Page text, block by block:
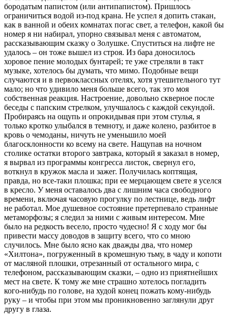
бородатым папистом (или антипапистом). Пришлось
ограничиться водой из-под крана. Не успел я допить стакан,
как в ванной и обеих комнатах погас свет, а телефон, какой бы
номер я ни набирал, упорно связывал меня с автоматом,
рассказывающим сказку о Золушке. Спуститься на лифте не
удалось – он тоже вышел из строя. Из бара доносилось
хоровое пение молодых бунтарей; те уже стреляли в такт
музыке, хотелось бы думать, что мимо. Подобные вещи
случаются и в первоклассных отелях, хотя утешительного тут
мало; но что удивило меня больше всего, так это моя
собственная реакция. Настроение, довольно скверное после
беседы с папским стрелком, улучшалось с каждой секундой.
Пробираясь на ощупь и опрокидывая при этом стулья, я
только кротко улыбался в темноту, и даже колено, разбитое в
кровь о чемоданы, ничуть не уменьшило моей
благосклонности ко всему на свете. Нащупав на ночном
столике остатки второго завтрака, который я заказал в номер,
я вырвал из программы конгресса листок, свернул его,
воткнул в кружок масла и зажег. Получилась коптящая,
правда, но все-таки плошка; при ее мерцающем свете я уселся
в кресло. У меня оставалось два с лишним часа свободного
времени, включая часовую прогулку по лестнице, ведь лифт
не работал. Мое душевное состояние претерпевало странные
метаморфозы; я следил за ними с живым интересом. Мне
было на редкость весело, просто чудесно! Я с ходу мог бы
привести массу доводов в защиту всего, что со мною
случилось. Мне было ясно как дважды два, что номер
«Хилтона», погруженный в кромешную тьму, в чаду и копоти
от масляной плошки, отрезанный от остального мира, с
телефоном, рассказывающим сказки, – одно из приятнейших
мест на свете. К тому же мне страшно хотелось погладить
кого-нибудь по голове, на худой конец пожать кому-нибудь
руку – и чтобы при этом мы проникновенно заглянули друг
другу в глаза.